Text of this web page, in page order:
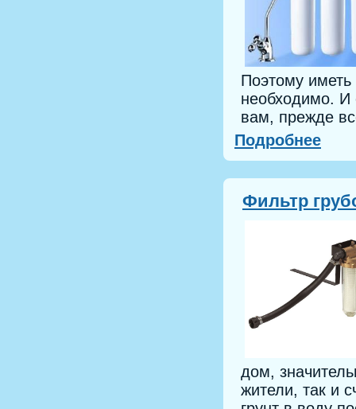
Поэтому
необходимо.
вам, прежде
Подробнее
Фильтр
дом,
жители, так и